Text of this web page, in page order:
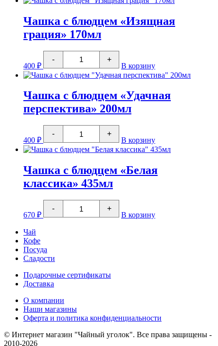
Чашка с блюдцем «Изящная
грация» 170мл
400 ₽
-
Количество
товара
Чашка
с
"Изящная
грация"
170мл
+
В корзину
Чашка с блюдцем «Удачная
перспектива» 200мл
400 ₽
-
Количество
товара
Чашка
с
"Удачная
перспектива"
200мл
+
В корзину
Чашка с блюдцем «Белая
классика» 435мл
670 ₽
-
Количество
товара
Чашка
+
В корзину
Чай
Кофе
Посуда
Сладости
Подарочные сертификаты
Доставка
О компании
Наши магазины
Оферта и политика конфиденциальности
© Интернет магазин "Чайный уголок". Все права защищены -
2010-2026